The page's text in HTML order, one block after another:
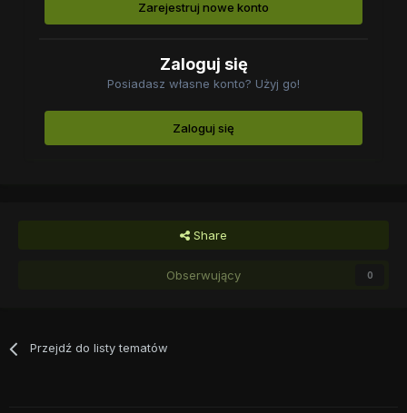
Zarejestruj nowe konto
Zaloguj się
Posiadasz własne konto? Użyj go!
Zaloguj się
Share
Obserwujący 0
Przejdź do listy tematów